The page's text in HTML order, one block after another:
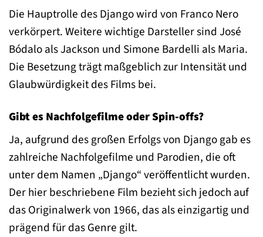
Die Hauptrolle des Django wird von Franco Nero
verkörpert. Weitere wichtige Darsteller sind José
Bódalo als Jackson und Simone Bardelli als Maria.
Die Besetzung trägt maßgeblich zur Intensität und
Glaubwürdigkeit des Films bei.
Gibt es Nachfolgefilme oder Spin-offs?
Ja, aufgrund des großen Erfolgs von Django gab es
zahlreiche Nachfolgefilme und Parodien, die oft
unter dem Namen „Django“ veröffentlicht wurden.
Der hier beschriebene Film bezieht sich jedoch auf
das Originalwerk von 1966, das als einzigartig und
prägend für das Genre gilt.